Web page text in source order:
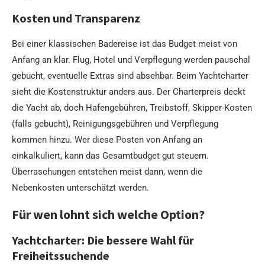
Kosten und Transparenz
Bei einer klassischen Badereise ist das Budget meist von
Anfang an klar. Flug, Hotel und Verpflegung werden pauschal
gebucht, eventuelle Extras sind absehbar. Beim Yachtcharter
sieht die Kostenstruktur anders aus. Der Charterpreis deckt
die Yacht ab, doch Hafengebühren, Treibstoff, Skipper-Kosten
(falls gebucht), Reinigungsgebühren und Verpflegung
kommen hinzu. Wer diese Posten von Anfang an
einkalkuliert, kann das Gesamtbudget gut steuern.
Überraschungen entstehen meist dann, wenn die
Nebenkosten unterschätzt werden.
Für wen lohnt sich welche Option?
Yachtcharter: Die bessere Wahl für
Freiheitssuchende